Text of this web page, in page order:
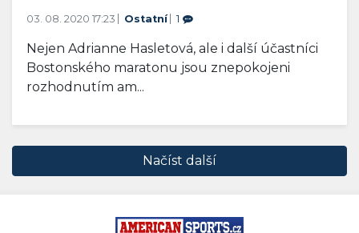
03. 08. 2020 17:23 Ostatní 1
Nejen Adrianne Hasletová, ale i další účastníci
Bostonského maratonu jsou znepokojeni
rozhodnutím am...
Načíst další